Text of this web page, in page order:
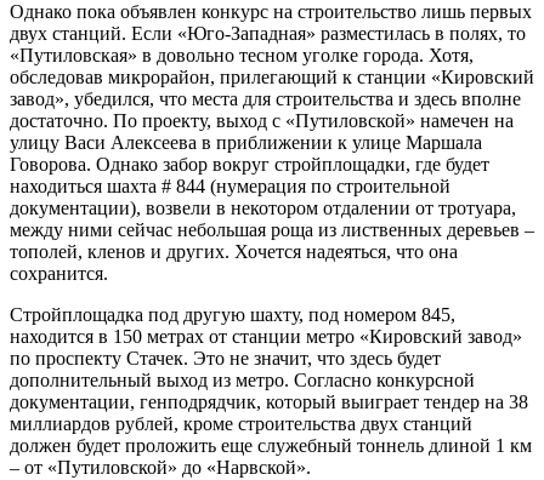
Однако пока объявлен конкурс на строительство лишь первых
двух станций. Если «Юго-Западная» разместилась в полях, то
«Путиловская» в довольно тесном уголке города. Хотя,
обследовав микрорайон, прилегающий к станции «Кировский
завод», убедился, что места для строительства и здесь вполне
достаточно. По проекту, выход с «Путиловской» намечен на
улицу Васи Алексеева в приближении к улице Маршала
Говорова. Однако забор вокруг стройплощадки, где будет
находиться шахта # 844 (нумерация по строительной
документации), возвели в некотором отдалении от тротуара,
между ними сейчас небольшая роща из лиственных деревьев –
тополей, кленов и других. Хочется надеяться, что она
сохранится.
Стройплощадка под другую шахту, под номером 845,
находится в 150 метрах от станции метро «Кировский завод»
по проспекту Стачек. Это не значит, что здесь будет
дополнительный выход из метро. Согласно конкурсной
документации, генподрядчик, который выиграет тендер на 38
миллиардов рублей, кроме строительства двух станций
должен будет проложить еще служебный тоннель длиной 1 км
– от «Путиловской» до «Нарвской».